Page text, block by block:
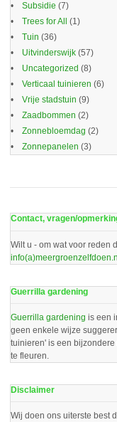
Subsidie (7)
Trees for All
(1)
Tuin (36)
Uitvinderswijk (57)
Uncategorized (8)
Verticaal tuinieren (6)
Vrije stadstuin (9)
Zaadbommen (2)
Zonnebloemdag (2)
Zonnepanelen (3)
Contact, vragen/
Wilt u - om wat voor reden
Guerrilla gardening
Guerrilla gardening is een
geen enkele wijze
tuinieren' is een
te fleuren.
Disclaimer
Wij doen ons uiterste best